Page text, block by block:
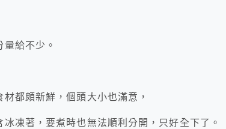
給不少。
都頗新鮮，個頭大小也滿意，
凍著，要煮時也無法順利分開，只好全下了。